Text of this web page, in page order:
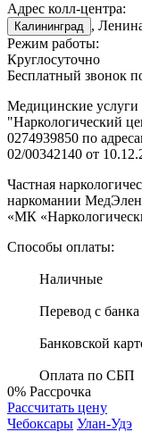
Адрес колл-центра:
Калининград
,
Режим работы:
Круглосуточно
Бесплатный звонок
Медицинские
"Наркологический
0274939850 по
02/00342140 от
Частная
наркомании
«МК
Способы оплаты:
Наличные
Перевод с банка
Банковской
Оплата по СБП
0% Рассрочка
Рассчитать цену
Чебоксары Улан-Удэ